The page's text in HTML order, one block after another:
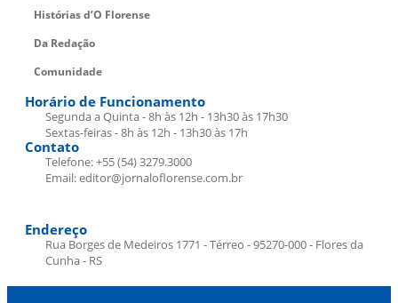
Histórias d’O Florense
Da Redação
Comunidade
Horário de Funcionamento
Segunda a Quinta - 8h às 12h - 13h30 às 17h30
Sextas-feiras - 8h às 12h - 13h30 às 17h
Contato
Telefone: +55 (54) 3279.3000
Email: editor@jornaloflorense.com.br
Endereço
Rua Borges de Medeiros 1771 - Térreo - 95270-000 - Flores da
Cunha - RS